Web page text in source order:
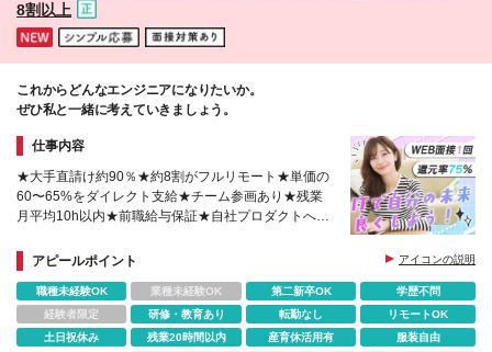
8割以上
これからどんなエンジニアになりたいか。
ぜひ私と一緒に考えていきましょう。
仕事内容
★大手直請け約90％★約8割がフルリモート★単価の
60〜65%をダイレクト支給★チーム参画あり★残業
月平均10h以内★前職給与保証★自社プロダクトへの
AI積極活用中
アピールポイント アイコンの説明
職種未経験OK 業種未経験OK 第二新卒OK
学歴不問
経験者限定
研修・教育あり 転勤なし
リモートOK
土日祝休み
残業20時間以内 産育休活用有
服装自由